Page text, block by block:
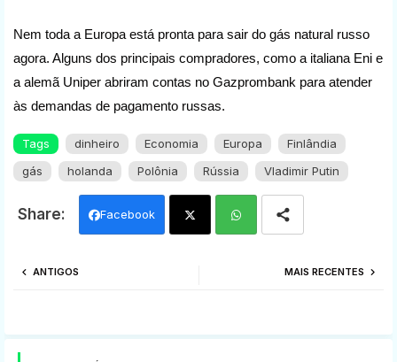
Nem toda a Europa está pronta para sair do gás natural russo
agora. Alguns dos principais compradores, como a italiana Eni e
a alemã Uniper abriram contas no Gazprombank para atender
às demandas de pagamento russas.
Tags dinheiro Economia Europa
Finlândia
gás
holanda Polônia Rússia Vladimir Putin
Facebook
MAIS RECENTES
ANTIGOS